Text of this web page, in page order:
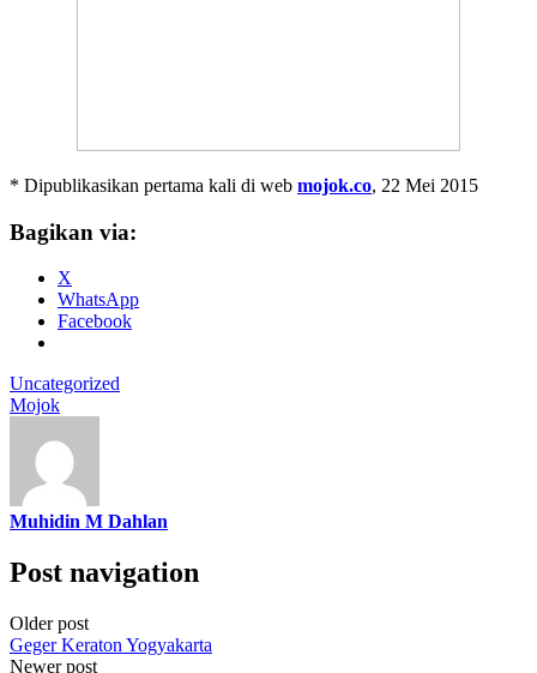
* Dipublikasikan pertama kali di web mojok.co, 22 Mei 2015
Bagikan via:
X
WhatsApp
Facebook
Uncategorized
Mojok
Muhidin M Dahlan
Post navigation
Older post
Geger Keraton Yogyakarta
Newer post